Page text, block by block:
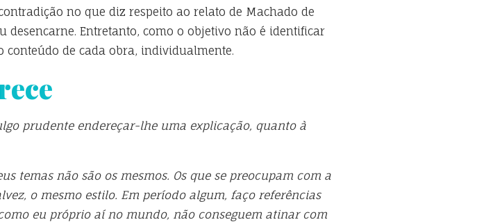
no que diz respeito ao relato de Machado de
desencarne. Entretanto, como o objetivo não é identificar
conteúdo de cada obra, individualmente.
prudente endereçar-lhe uma explicação, quanto à
temas não são os mesmos. Os que se preocupam com a
o mesmo estilo. Em período algum, faço referências
eu próprio aí no mundo, não conseguem atinar com